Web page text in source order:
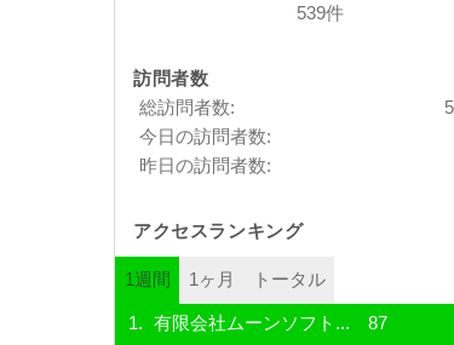
539件
訪問者数
総訪問者数:
今日の訪問者数:
昨日の訪問者数:
アクセスランキング
1週間 1ヶ月 トータル
有限会社ムーンソフト... 87